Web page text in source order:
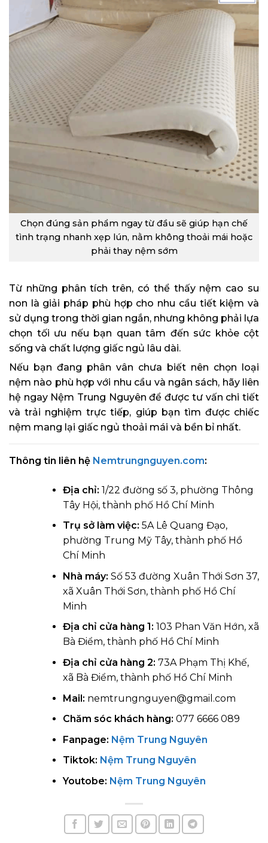
Chọn đúng sản phẩm ngay từ đầu sẽ giúp hạn chế
tình trạng nhanh xẹp lún, nằm không thoải mái hoặc
phải thay nệm sớm
Từ những phân tích trên, có thể thấy nệm cao su
non là giải pháp phù hợp cho nhu cầu tiết kiệm và
sử dụng trong thời gian ngắn, nhưng không phải lựa
chọn tối ưu nếu bạn quan tâm đến sức khỏe cột
sống và chất lượng giấc ngủ lâu dài.
Nếu bạn đang phân vân chưa biết nên chọn loại
nệm nào phù hợp với nhu cầu và ngân sách, hãy liên
hệ ngay Nệm Trung Nguyên để được tư vấn chi tiết
và trải nghiệm trực tiếp, giúp bạn tìm được chiếc
nệm mang lại giấc ngủ thoải mái và bền bỉ nhất.
Thông tin liên hệ Nemtrungnguyen.com:
Địa chỉ: 1/22 đường số 3, phường Thông
Tây Hội, thành phố Hồ Chí Minh
Trụ sở làm việc: 5A Lê Quang Đạo,
phường Trung Mỹ Tây, thành phố Hồ
Chí Minh
Nhà máy: Số 53 đường Xuân Thới Sơn 37,
xã Xuân Thới Sơn, thành phố Hồ Chí
Minh
Địa chỉ cửa hàng 1: 103 Phan Văn Hớn, xã
Bà Điểm, thành phố Hồ Chí Minh
Địa chỉ cửa hàng 2: 73A Phạm Thị Khế,
xã Bà Điểm, thành phố Hồ Chí Minh
Mail: nemtrungnguyen@gmail.com
Chăm sóc khách hàng: 077 6666 089
Fanpage: Nệm Trung Nguyên
Tiktok: Nệm Trung Nguyên
Youtobe: Nệm Trung Nguyên